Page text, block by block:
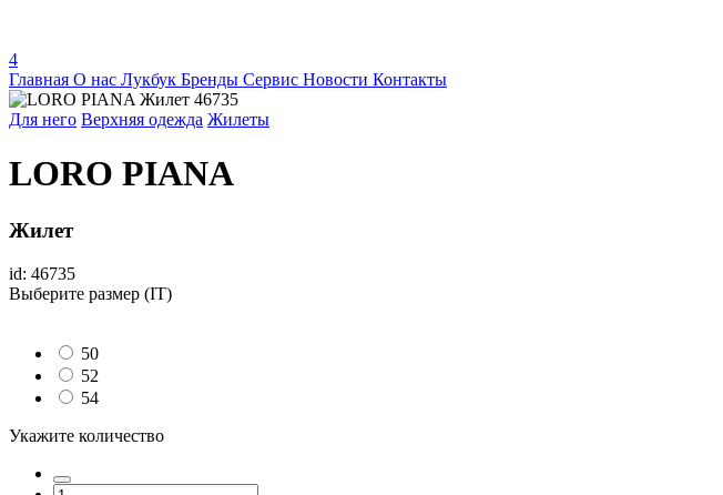
4
Главная О нас Лукбук Бренды Сервис Новости Контакты
Для него Верхняя одежда Жилеты
LORO PIANA
Жилет
id: 46735
Выберите размер (IT)
50
52
54
Укажите количество